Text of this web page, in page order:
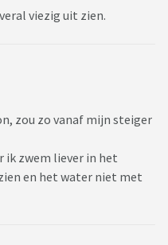
viezig uit zien.
zou zo vanaf mijn steiger
ik zwem liever in het
en het water niet met